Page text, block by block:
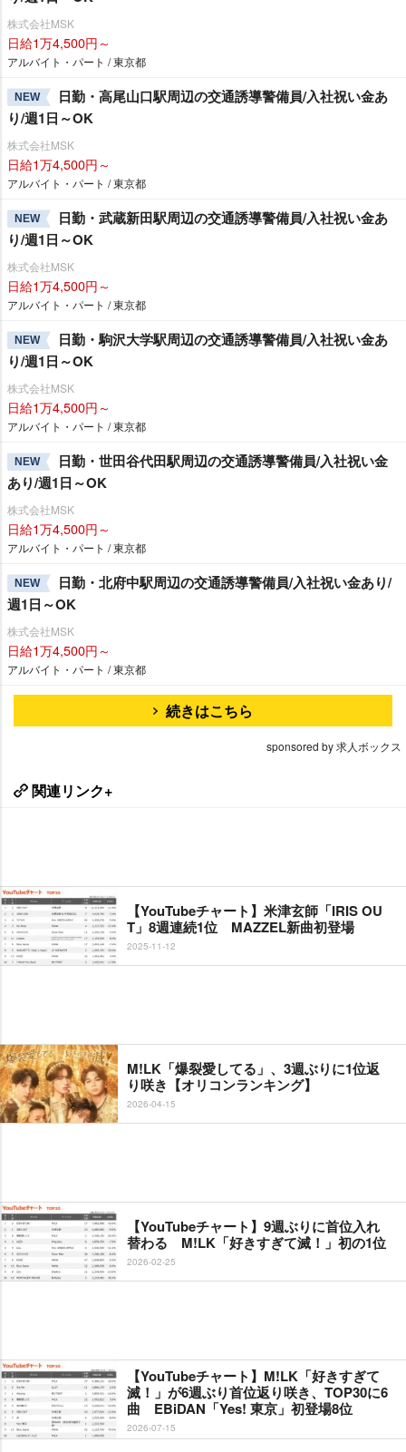
株式会社MSK
日給1万4,500円～
アルバイト・パート / 東京都
NEW
日勤・高尾山口駅周辺の交通誘導警備員/入社祝い金あ
り/週1日～OK
株式会社MSK
日給1万4,500円～
アルバイト・パート / 東京都
NEW
日勤・武蔵新田駅周辺の交通誘導警備員/入社祝い金あ
り/週1日～OK
株式会社MSK
日給1万4,500円～
アルバイト・パート / 東京都
NEW
日勤・駒沢大学駅周辺の交通誘導警備員/入社祝い金あ
り/週1日～OK
株式会社MSK
日給1万4,500円～
アルバイト・パート / 東京都
NEW
日勤・世田谷代田駅周辺の交通誘導警備員/入社祝い金
あり/週1日～OK
株式会社MSK
日給1万4,500円～
アルバイト・パート / 東京都
NEW
日勤・北府中駅周辺の交通誘導警備員/入社祝い金あり/
週1日～OK
株式会社MSK
日給1万4,500円～
アルバイト・パート / 東京都
続きはこちら
sponsored by 求人ボックス
関連リンク+
【YouTubeチャート】米津玄師「IRIS OU
T」8週連続1位 MAZZEL新曲初登場
2025-11-12
M!LK「爆裂愛してる」、3週ぶりに1位返
り咲き【オリコンランキング】
2026-04-15
【YouTubeチャート】9週ぶりに首位入れ
替わる M!LK「好きすぎて滅！」初の1位
2026-02-25
【YouTubeチャート】M!LK「好きすぎて
滅！」が6週ぶり首位返り咲き、TOP30に6
曲 EBiDAN「Yes! 東京」初登場8位
2026-07-15